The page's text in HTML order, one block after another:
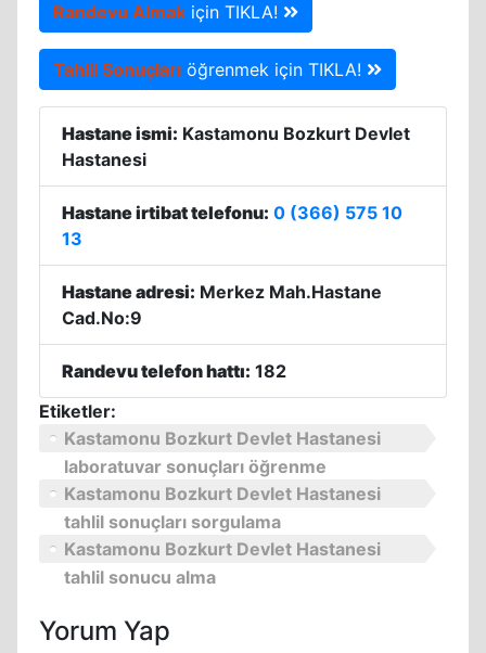
Randevu Almak için TIKLA!
Tahlil Sonuçları öğrenmek için TIKLA!
Hastane ismi: Kastamonu Bozkurt Devlet
Hastanesi
Hastane irtibat telefonu: 0 (366) 575 10
13
Hastane adresi: Merkez Mah.Hastane
Cad.No:9
Randevu telefon hattı: 182
Etiketler:
Kastamonu Bozkurt Devlet Hastanesi
laboratuvar sonuçları öğrenme
Kastamonu Bozkurt Devlet Hastanesi
tahlil sonuçları sorgulama
Kastamonu Bozkurt Devlet Hastanesi
tahlil sonucu alma
Yorum Yap